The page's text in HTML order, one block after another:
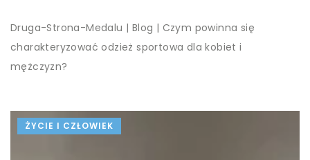
Druga-Strona-Medalu | Blog | Czym powinna się
charakteryzować odzież sportowa dla kobiet i
mężczyzn?
ŻYCIE I CZŁOWIEK